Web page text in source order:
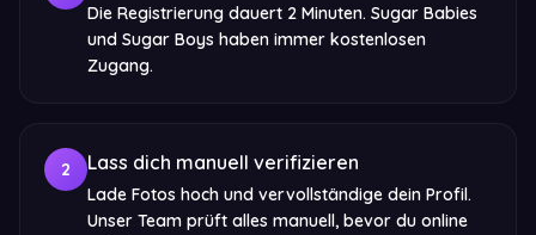
Die Registrierung dauert 2 Minuten. Sugar Babies
und Sugar Boys haben immer kostenlosen
Zugang.
2 Lass dich manuell verifizieren
Lade Fotos hoch und vervollständige dein Profil.
Unser Team prüft alles manuell, bevor du online